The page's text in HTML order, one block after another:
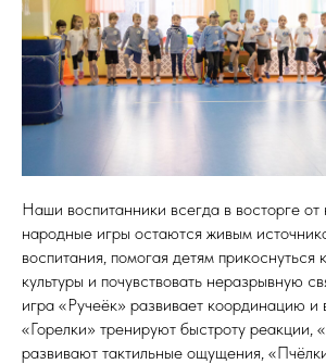
Наши воспитанники всегда в восторге
народные игры остаются живым
воспитания, помогая детям прикоснуться
культуры и почувствовать неразрывную
игра «Ручеёк» развивает координацию и
«Горелки» тренируют быстроту реакции,
развивают тактильные ощущения,